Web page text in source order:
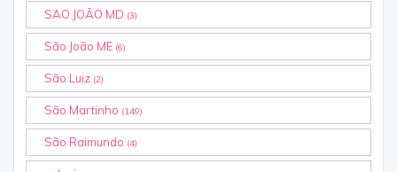
SAO JOÃO MD (3)
São João ME (6)
São Luiz (2)
São Martinho (149)
São Raimundo (4)